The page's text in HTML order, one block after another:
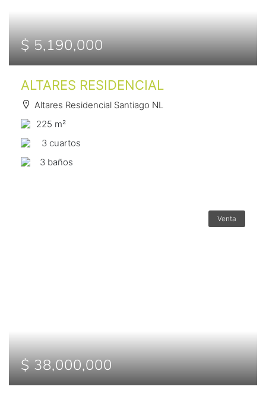
$ 5,190,000
ALTARES RESIDENCIAL
Altares Residencial Santiago NL
225 m²
3 сuartos
3 baños
Venta
$ 38,000,000